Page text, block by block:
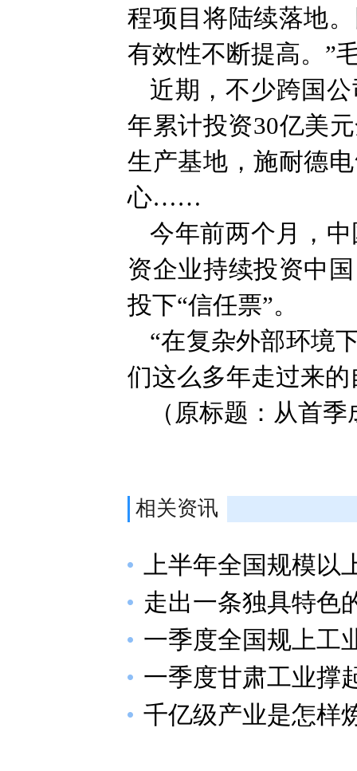
程项目将陆续落地
有效性不断提高。”
近期，不少跨国
年累计投资30亿美
生产基地，施耐德
心……
今年前两个月，
资企业持续投资中
投下“信任票”。
“在复杂外部环境
们这么多年走过来
（原标题：从首
相关资讯
上半年全国规模
走出一条独具特色
一季度全国规上工
一季度甘肃工业撑
千亿级产业是怎样